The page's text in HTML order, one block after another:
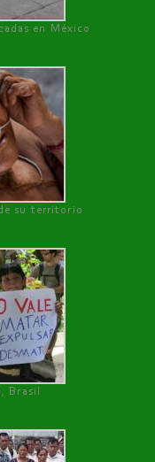
en México
su territorio
Brasil